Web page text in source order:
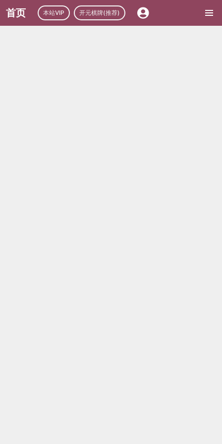
首页 本站VIP 开元棋牌(推荐)